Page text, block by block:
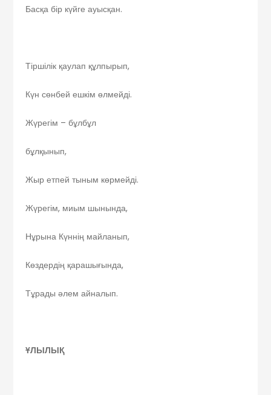
Басқа бір күйге ауысқан.
Тіршілік қаулап құлпырып,
Күн сөнбей ешкім өлмейді.
Жүрегім – бұлбұл
бұлқынып,
Жыр етпей тыным көрмейді.
Жүрегім, миым шынында,
Нұрына Күннің майланып,
Көздердің қарашығында,
Тұрады әлем айналып.
ҰЛЫЛЫҚ